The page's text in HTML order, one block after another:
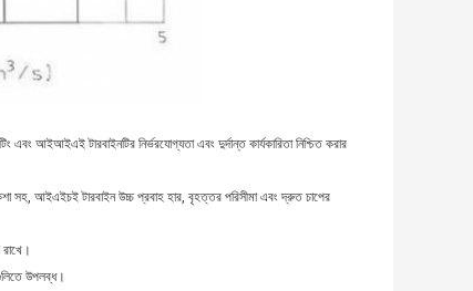
এবং আইআইএই টারবাইনটির নির্ভরযোগ্যতা এবং দুর্দান্ত কার্যকারিতা নিশ্চিত করার
সহ, আইএইচই টারবাইন উচ্চ প্রবাহ হার, বৃহত্তর পরিসীমা এবং দ্রুত চাপের
উপলব্ধ।